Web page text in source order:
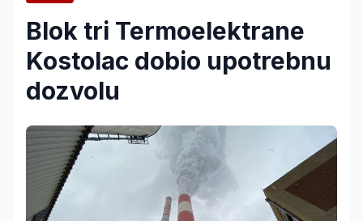
Blok tri Termoelektrane
Kostolac dobio upotrebnu
dozvolu